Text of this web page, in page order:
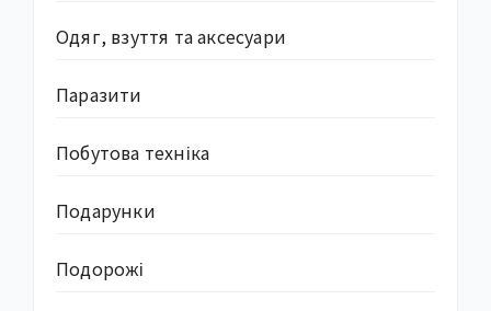
Одяг, взуття та аксесуари
Паразити
Побутова техніка
Подарунки
Подорожі